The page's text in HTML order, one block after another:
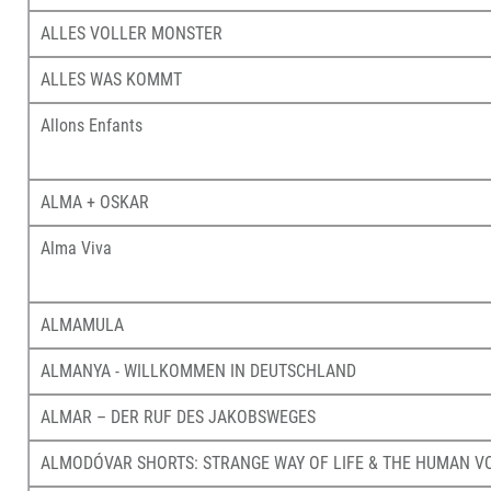
ALLES VOLLER MONSTER
ALLES WAS KOMMT
Allons Enfants
ALMA + OSKAR
Alma Viva
ALMAMULA
ALMANYA - WILLKOMMEN IN DEUTSCHLAND
ALMAR – DER RUF DES JAKOBSWEGES
ALMODÓVAR SHORTS: STRANGE WAY OF LIFE & THE HUMAN